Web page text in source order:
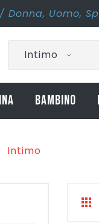
/ Donna, Uomo,
Intimo
BAMBINO
Intimo